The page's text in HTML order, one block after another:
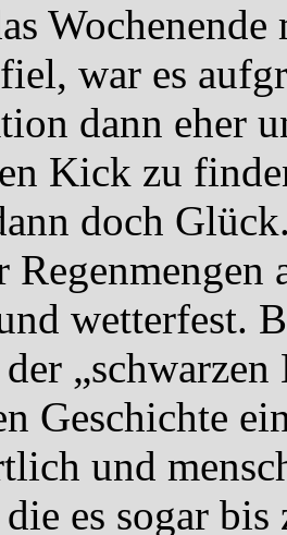
war es
dann eher
Kick zu
doch
wetterfest.
Geschichte
und
es sogar